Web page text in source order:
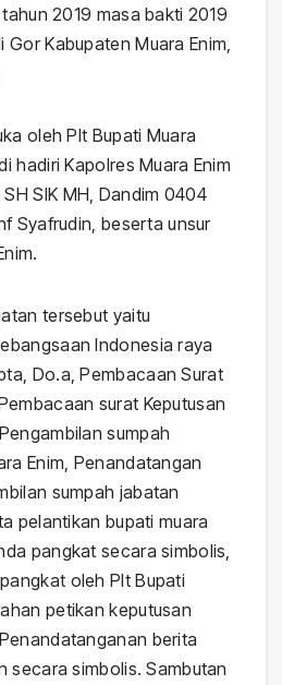
2019 masa bakti 2019
Kabupaten Muara Enim,
oleh Plt Bupati Muara
hadiri Kapolres Muara Enim
SIK MH, Dandim 0404
Syafrudin, beserta unsur
tersebut yaitu
Indonesia raya
Do.a, Pembacaan Surat
surat Keputusan
sumpah
Enim, Penandatangan
sumpah jabatan
pelantikan bupati muara
pangkat secara simbolis,
oleh Plt Bupati
petikan keputusan
berita
secara simbolis. Sambutan